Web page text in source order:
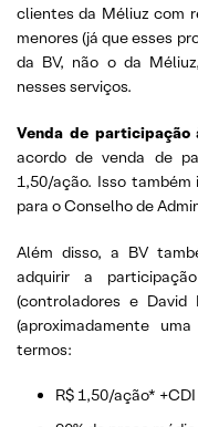
clientes da Méliuz com
menores (já que esses
da BV, não o da
nesses serviços.
Venda de participação
acordo de venda de
1,50/ação. Isso
para o Conselho de
Além disso, a BV
adquirir a
(controladores e
(aproximadamente
termos:
R$ 1,50/ação*